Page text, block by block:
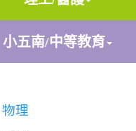
小五南/中等教育
物理